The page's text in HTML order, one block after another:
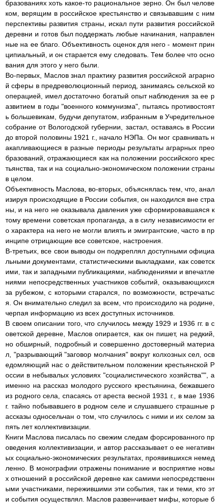
бразованиях хоть какое-то рациональное зерно. Он был челове
ком, верящим в российское крестьянство и связывавшим с ним
перспективы развития страны, искал пути развития российской
деревни и готов был поддержать любые начинания, направлен
ные на ее благо. Объективность оценок для него - момент прин
ципиальный, и он старается ему следовать. Тем более что осно
вания для этого у него были.
Во-первых, Маслов знал практику развития российской аграрно
й сферы в предреволюционный период, занимаясь сельской ко
операцией, имел достаточно богатый опыт наблюдения за ее р
азвитием в годы "военного коммунизма", пытаясь противостоят
ь большевикам, будучи депутатом, избранным в Учредительное
собрание от Вологодской губернии, застал, оставаясь в России
до второй половины 1921 г., начало НЭПа. Он мог сравнивать н
акапливающиеся в разные периоды результаты аграрных прео
бразований, отражающиеся как на положении российского крес
тьянства, так и на социально-экономическом положении страны
в целом.
Объективность Маслова, во-вторых, объяснялась тем, что, анал
изируя происходящие в России события, он находился вне стра
ны, и на него не оказывала давления уже сформировавшаяся к
тому времени советская пропаганда, а в силу независимости ег
о характера на него не могли влиять и эмигрантские, часто в пр
инципе отрицающие все советское, настроения.
В-третьих, все свои выводы он подкреплял доступными официа
льными документами, статистическими выкладками, как советск
ими, так и западными публикациями, наблюдениями и впечатле
ниями непосредственных участников событий, оказывающихся
за рубежом, с которыми старался, по возможности, встречатьс
я. Он внимательно следил за всем, что происходило на родине,
черпая информацию из всех доступных источников.
В своем описании того, что случилось между 1929 и 1936 гг. в с
оветской деревне, Маслов опирается, как он пишет, на редкий,
но обширный, подробный и совершенно достоверный материа
л, "разрывающий "заговор молчания" вокруг колхозных сел, осв
едомляющий нас о действительном положении крестьянской Р
оссии в небывалых условиях "социалистического хозяйства"", а
именно на рассказ молодого русского крестьянина, бежавшего
из родного села, спасаясь от ареста весной 1931 г., в мае 1936
г. тайно побывавшего в родном селе и слушавшего страшные р
ассказы односельчан о том, что случилось с ними и их селом за
пять лет коллективизации.
Книги Маслова писалась по свежим следам форсированного пр
оведения коллективизации, и автор рассказывает о ее негативн
ых социально-экономических результатах, проявившихся немед
ленно. В монографии отражены понимание и восприятие новы
х отношений в российской деревне как самими непосредственн
ыми участниками, пережившими эти события, так и теми, кто эт
и события осуществлял. Маслов развенчивает мифы, которые б